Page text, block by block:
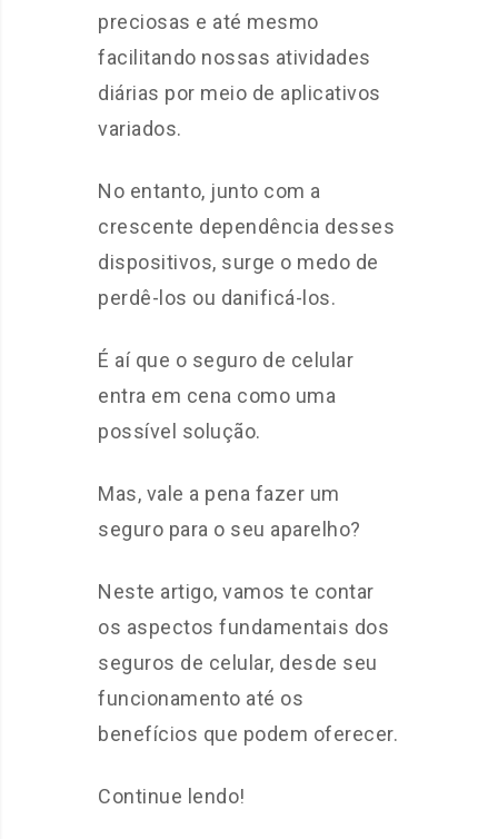
preciosas e até mesmo
facilitando nossas atividades
diárias por meio de aplicativos
variados.
No entanto, junto com a
crescente dependência desses
dispositivos, surge o medo de
perdê-los ou danificá-los.
É aí que o seguro de celular
entra em cena como uma
possível solução.
Mas, vale a pena fazer um
seguro para o seu aparelho?
Neste artigo, vamos te contar
os aspectos fundamentais dos
seguros de celular, desde seu
funcionamento até os
benefícios que podem oferecer.
Continue lendo!